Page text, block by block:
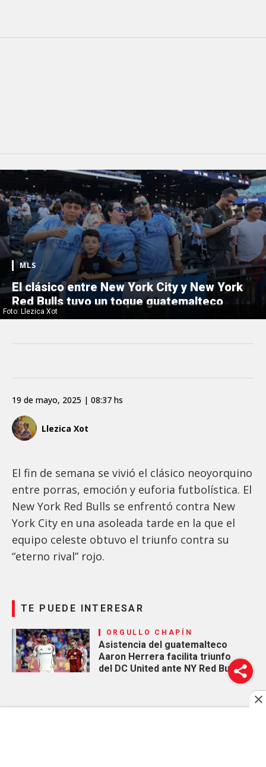
Foto: Llezica Xot
MLS
El clásico entre New York City y New York
Red Bulls tuvo un toque guatemalteco
Llezica Xot
19 de mayo, 2025 | 08:37 hs
El fin de semana se vivió el clásico neoyorquino
entre porras, emoción y euforia futbolística. El
New York Red Bulls se enfrentó contra New
York City en una asoleada tarde en la que el
equipo celeste obtuvo el triunfo contra su
“eterno rival” rojo.
TE PUEDE INTERESAR
ORGULLO CHAPÍN
Asistencia del guatemalteco
Aaron Herrera facilita triunfo
del DC United ante NY Red Bulls